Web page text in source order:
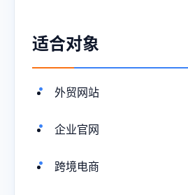
适合对象
外贸网站
企业官网
跨境电商